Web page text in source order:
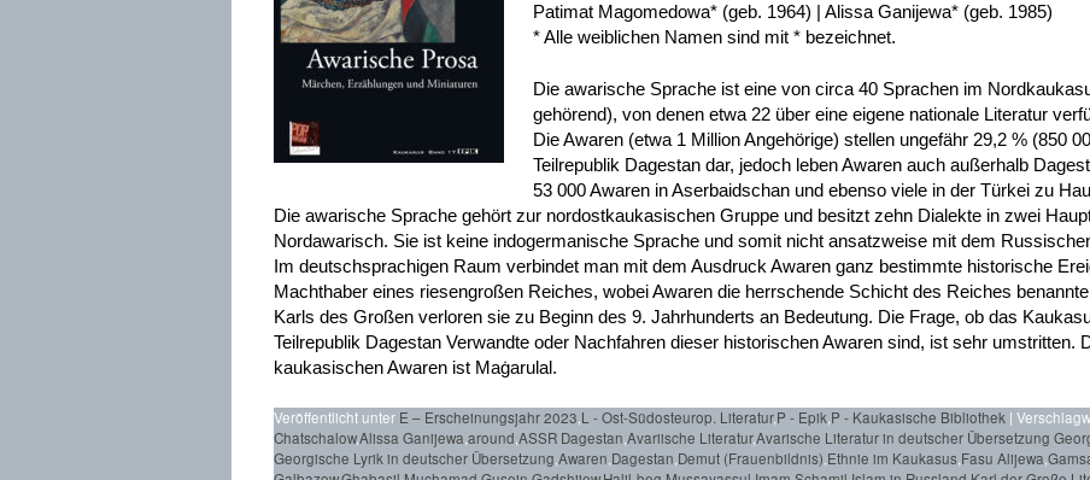
Patimat Magomedowa* (geb. 1964) | Alissa Ganijewa* (geb. 1985)
* Alle weiblichen Namen sind mit * bezeichnet.
Die awarische Sprache ist eine von circa 40 Sprachen im
gehörend), von denen etwa 22 über eine eigene nationale Literatur
Die Awaren (etwa 1 Million Angehörige) stellen ungefähr 29,2 % (850
Teilrepublik Dagestan dar, jedoch leben Awaren auch außerhalb
53 000 Awaren in Aserbaidschan und ebenso viele in der Türkei zu
Die awarische Sprache gehört zur nordostkaukasischen Gruppe und besitzt zehn Dialekte in zwei
Nordawarisch. Sie ist keine indogermanische Sprache und somit nicht ansatzweise mit dem
Im deutschsprachigen Raum verbindet man mit dem Ausdruck Awaren ganz bestimmte historische
Machthaber eines riesengroßen Reiches, wobei Awaren die herrschende Schicht des Reiches
Karls des Großen verloren sie zu Beginn des 9. Jahrhunderts an Bedeutung. Die Frage, ob das
Teilrepublik Dagestan Verwandte oder Nachfahren dieser historischen Awaren sind, ist sehr umstritten.
kaukasischen Awaren ist Maġarulal.
Veröffentlicht unter E – Erscheinungsjahr 2023,L - Ost-Südosteurop. Literatur,P - Epik,P - Kaukasische Bibliothek |
Chatschalow,Alissa Ganijewa,around,ASSR Dagestan,Avariische Literatur,Avarische Literatur in deutscher Übersetzung
Georgische Lyrik in deutscher Übersetzung,Awaren,Dagestan,Demut (Frauenbildnis),Ethnie im Kaukasus,Fasu Alijewa,